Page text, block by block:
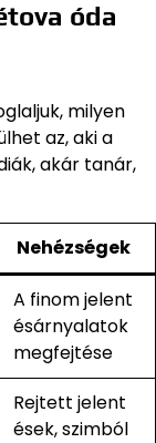
óda
milyen
az, aki a
akár tanár,
Nehézségek
A finom jelent
ésárnyalatok
megfejtése
Rejtett jelent
ések, szimból